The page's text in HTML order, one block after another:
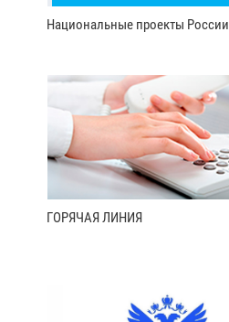
Национальные проекты России
ГОРЯЧАЯ ЛИНИЯ